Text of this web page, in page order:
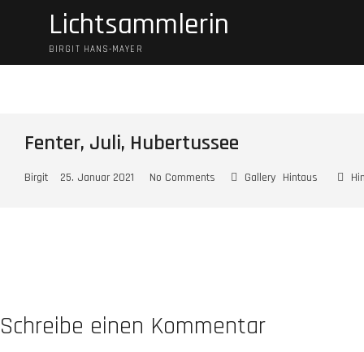
Lichtsammlerin
BIRGIT HANS-MAYER
Fenter, Juli, Hubertussee
Birgit 25. Januar 2021 No Comments Gallery Hintaus
Schreibe einen Kommentar